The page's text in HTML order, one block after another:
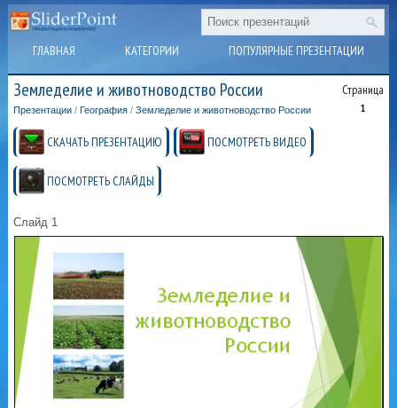
ГЛАВНАЯ КАТЕГОРИИ ПОПУЛЯРНЫЕ ПРЕЗЕНТАЦИИ
Земледелие и животноводство России Страница
1
Презентации / География /Земледелие и животноводство России
СКАЧАТЬ ПРЕЗЕНТАЦИЮ ПОСМОТРЕТЬ ВИДЕО
ПОСМОТРЕТЬ СЛАЙДЫ
Слайд 1